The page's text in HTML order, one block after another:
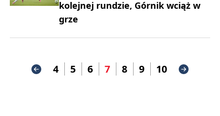
kolejnej rundzie, Górnik wciąż w
grze
4 5 6 7 8 9 10